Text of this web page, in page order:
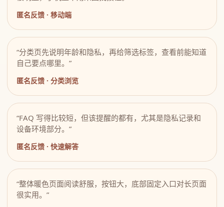
匿名反馈 · 移动端
“分类页先说明年龄和隐私，再给筛选标签，查看前能知道
自己要点哪里。”
匿名反馈 · 分类浏览
“FAQ 写得比较短，但该提醒的都有，尤其是隐私记录和
设备环境部分。”
匿名反馈 · 快速解答
“整体暖色页面阅读舒服，按钮大，底部固定入口对长页面
很实用。”